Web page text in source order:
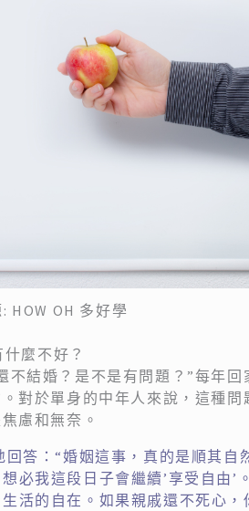
HOW OH 多好學
麼不好？
結婚？是不是有問題？”每年回
對於單身的中年人來說，這種問
慮和無奈。
答：“婚姻這事，真的是順其自
必我這段日子會繼續’享受自由’
活的自在。如果親戚還不死心，